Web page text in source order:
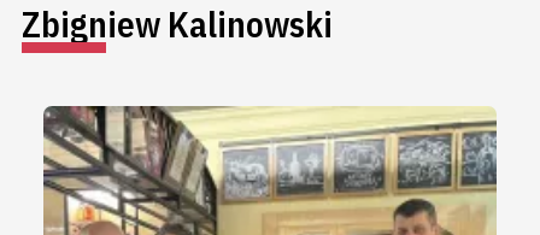
Zbigniew Kalinowski